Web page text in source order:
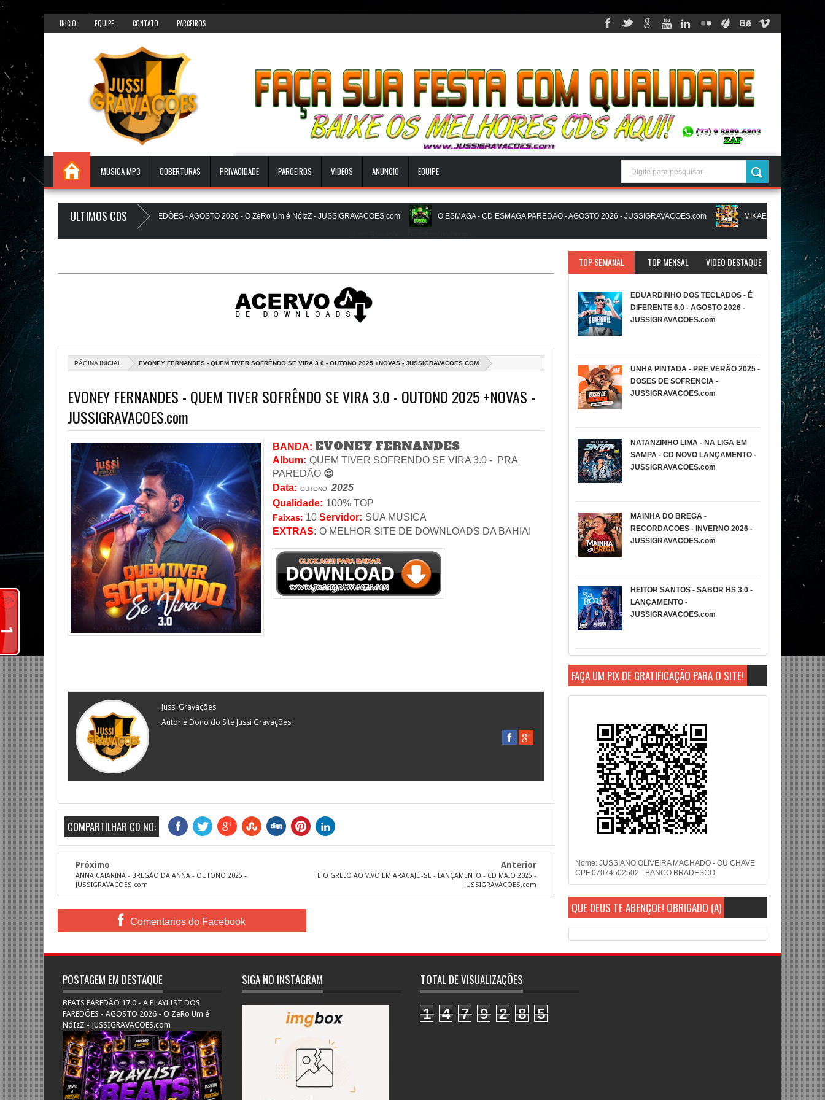
});
INICIO EQUIPE CONTATO PARCEIROS
MUSICA MP3 COBERTURAS PRIVACIDADE PARCEIROS VIDEOS ANUNCIO EQUIPE
ULTIMOS CDS
PAREDÃO 17.0 - A PLAYLIST DOS PAREDÕES - AGOSTO 2026 - O ZeRo Um é NóIzZ - JUSSIGRAVACOES.com O ESMAGA - CD ESMAGA PAREDAO - AGOSTO 2026 - JUSSIGRAVACOES.com MIKAEL SANTOS - MS IN
A Favela Ta Gostosa 5.0 - LANÇAMENTO - JUSSIGRAVACOES.com NATANZINHO LIMA - NA LIGA EM SAMPA - CD NOVO
PÁGINA INICIAL EVONEY FERNANDES - QUEM TIVER SOFRÊNDO SE VIRA 3.0 - OUTONO 2025 +NOVAS - JUSSIGRAVACOES.COM
EVONEY FERNANDES - QUEM TIVER SOFRÊNDO SE VIRA 3.0 - OUTONO 2025 +NOVAS -
JUSSIGRAVACOES.com
BANDA: EVONEY FERNANDES
Album: QUEM TIVER SOFRENDO SE VIRA 3.0 - PRA
PAREDÃO 😍
Data: OUTONO
2025
Qualidade: 100% TOP
Faixas: 10 Servidor: SUA MUSICA
EXTRAS: O MELHOR SITE DE DOWNLOADS DA BAHIA!
Jussi Gravações
Autor e Dono do Site Jussi Gravações.
COMPARTILHAR CD NO:
Próximo
ANNA CATARINA - BREGÃO DA ANNA - OUTONO 2025 -
JUSSIGRAVACOES.com
Anterior
É O GRELO AO VIVO EM ARACAJÚ-SE - LANÇAMENTO - CD MAIO 2025 -
JUSSIGRAVACOES.com
Comentarios do Facebook
TOP SEMANAL TOP MENSAL VIDEO DESTAQUE
EDUARDINHO DOS TECLADOS - É
DIFERENTE 6.0 - AGOSTO 2026 -
JUSSIGRAVACOES.com
UNHA PINTADA - PRE VERÃO 2025 -
DOSES DE SOFRENCIA -
JUSSIGRAVACOES.com
NATANZINHO LIMA - NA LIGA EM
SAMPA - CD NOVO LANÇAMENTO -
JUSSIGRAVACOES.com
MAINHA DO BREGA -
RECORDACOES - INVERNO 2026 -
JUSSIGRAVACOES.com
HEITOR SANTOS - SABOR HS 3.0 -
LANÇAMENTO -
JUSSIGRAVACOES.com
FAÇA UM PIX DE GRATIFICAÇÃO PARA O SITE!
Nome: JUSSIANO OLIVEIRA MACHADO - OU CHAVE
CPF 07074502502 - BANCO BRADESCO
QUE DEUS TE ABENÇOE! OBRIGADO (A)
POSTAGEM EM DESTAQUE
BEATS PAREDÃO 17.0 - A PLAYLIST DOS
PAREDÕES - AGOSTO 2026 - O ZeRo Um é
NóIzZ - JUSSIGRAVACOES.com
SIGA NO INSTAGRAM TOTAL DE VISUALIZAÇÕES
1 4 7 9 2 8 5